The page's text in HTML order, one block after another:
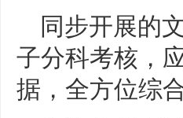
同步开展的
子分科考核，
据，全方位综